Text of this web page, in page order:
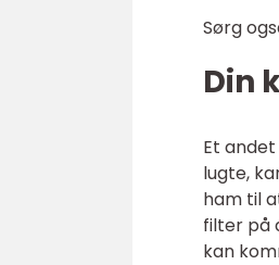
Sørg
Din
Et
lugte,
ham til
filter på
kan